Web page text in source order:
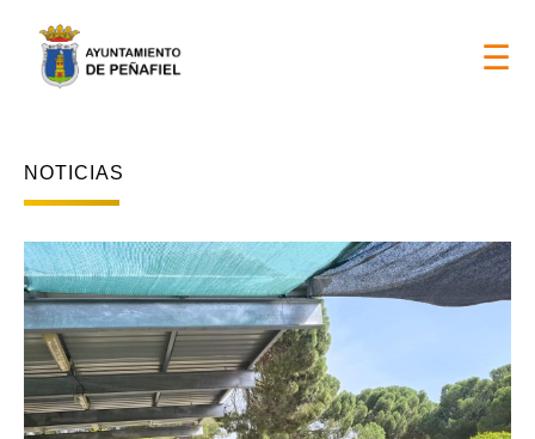
DÍAS DE FIESTAS LOCALES 2026 > 17 y 18 de
☰
NOTICIAS